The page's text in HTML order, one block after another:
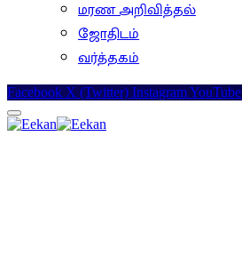
மரண அறிவித்தல்
ஜோதிடம்
வர்த்தகம்
Facebook X (Twitter) InstagramYouTube